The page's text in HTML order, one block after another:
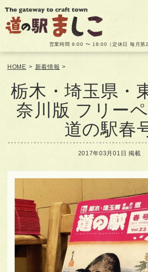
営業時間 9:00 〜 18:00（定休日 毎月第2
HOME > 新着情報 >
栃木・埼玉県・
奈川版 フリー
道の駅春
2017年03月01日 掲載